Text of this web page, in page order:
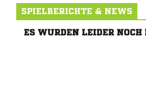
SPIELBERICHTE & NEWS
ES WURDEN LEIDER